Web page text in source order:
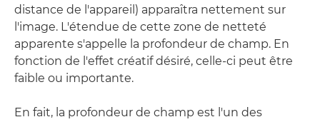
distance de l'appareil) apparaîtra nettement sur
l'image. L'étendue de cette zone de netteté
apparente s'appelle la profondeur de champ. En
fonction de l'effet créatif désiré, celle-ci peut être
faible ou importante.
En fait, la profondeur de champ est l'un des